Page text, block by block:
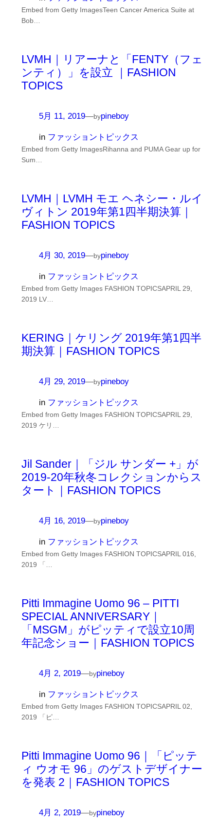
Embed from Getty ImagesTeen Cancer America Suite at
Bob…
LVMH｜リアーナと「FENTY（フェ
ンティ）」を設立 ｜FASHION
TOPICS
5月 11, 2019—bypineboy
in ファッショントピックス
Embed from Getty ImagesRihanna and PUMA Gear up for
Sum…
LVMH｜LVMH モエ ヘネシー・ルイ
ヴィトン 2019年第1四半期決算｜
FASHION TOPICS
4月 30, 2019—bypineboy
in ファッショントピックス
Embed from Getty Images FASHION TOPICSAPRIL 29,
2019 LV…
KERING｜ケリング 2019年第1四半
期決算｜FASHION TOPICS
4月 29, 2019—bypineboy
in ファッショントピックス
Embed from Getty Images FASHION TOPICSAPRIL 29,
2019 ケリ…
Jil Sander｜「ジル サンダー +」が
2019-20年秋冬コレクションからス
タート｜FASHION TOPICS
4月 16, 2019—bypineboy
in ファッショントピックス
Embed from Getty Images FASHION TOPICSAPRIL 016,
2019 「…
Pitti Immagine Uomo 96 – PITTI
SPECIAL ANNIVERSARY｜
「MSGM」がピッティで設立10周
年記念ショー｜FASHION TOPICS
4月 2, 2019—bypineboy
in ファッショントピックス
Embed from Getty Images FASHION TOPICSAPRIL 02,
2019 「ピ…
Pitti Immagine Uomo 96｜「ピッテ
ィ ウオモ 96」のゲストデザイナー
を発表 2｜FASHION TOPICS
4月 2, 2019—bypineboy